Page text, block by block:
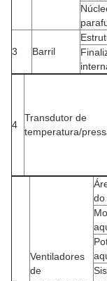
3 Barril
4
Transdutor de
temperatura/
Ventiladores
de
do